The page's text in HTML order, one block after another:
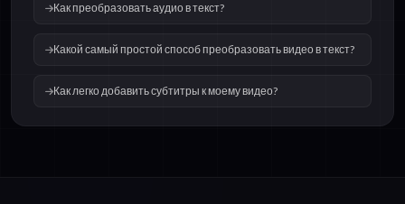
Как преобразовать аудио в текст?
Какой самый простой способ преобразовать видео в текст?
Как легко добавить субтитры к моему видео?